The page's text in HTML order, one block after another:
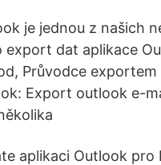
je jednou z našich
dat aplikace
Průvodce
Export outlook e-
aplikaci Outlook pro